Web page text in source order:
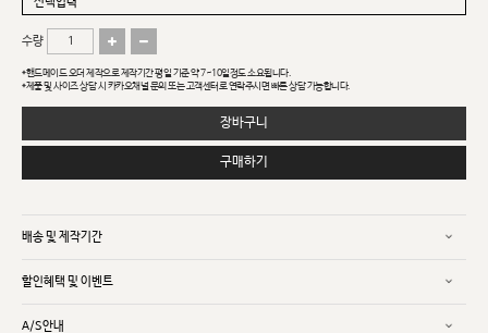
수량
*핸드메이드 오더 제작으로 제작기간 평일 기준 약 7~10일정도 소요됩니다.
*제품 및 사이즈 상담 시 카카오채널 문의 또는 고객센터로 연락주시면 빠른 상담 가능합니다.
장바구니
구매하기
배송 및 제작기간
할인혜택 및 이벤트
A/S안내